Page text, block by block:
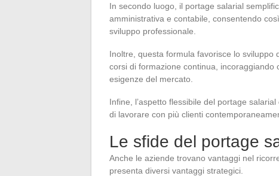
In secondo luogo, il portage salarial
amministrativa e contabile, consentendo
sviluppo professionale.
Inoltre, questa formula favorisce lo
corsi di formazione continua,
esigenze del mercato.
Infine, l’aspetto flessibile del portage
di lavorare con più clienti
Le sfide del portage
Anche le aziende trovano vantaggi nel
presenta diversi vantaggi strategici.